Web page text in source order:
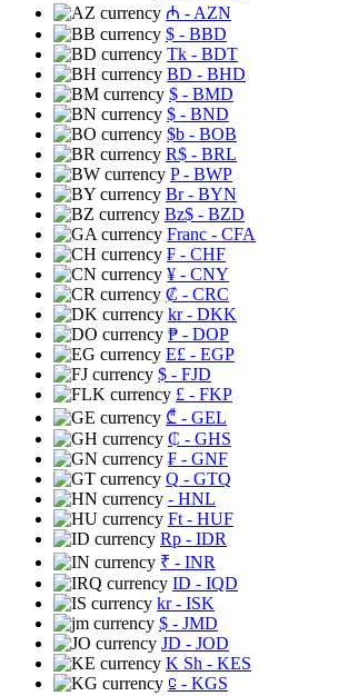
₼ - AZN
$ - BBD
Tk - BDT
BD - BHD
$ - BMD
$ - BND
$b - BOB
R$ - BRL
P- BWP
Br- BYN
Bz$ - BZD
Franc - CFA
₣ - CHF
¥ - CNY
₡ - CRC
kr- DKK
₱ - DOP
E£ - EGP
$ - FJD
£ - FKP
₾ - GEL
₵ - GHS
₣ - GNF
Q - GTQ
- HNL
Ft - HUF
Rp - IDR
₹ - INR
ID - IQD
kr- ISK
$ - JMD
JD - JOD
K Sh - KES
⃀ - KGS